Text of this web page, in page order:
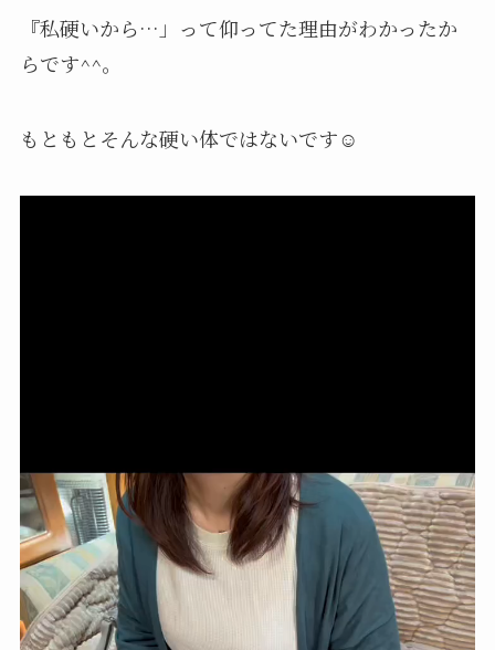
『私硬いから…」って仰ってた理由がわかったか
らです^^。
もともとそんな硬い体ではないです☺️